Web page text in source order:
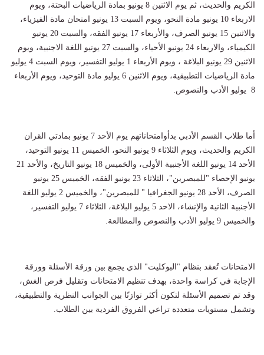
الكريم والحديث، ثم يوم الاثنين 8 يونيو بمادة الرياضيات البحتة، ويوم
الاربعاء 10 يونيو مادة النحو، ويوم السبت 13 يونيو امتحان مادة الفيزياء،
والاثنين 15 يونيو الصرف، والأربعاء 17 يونيو الفقه، والسبت 20 يونيو
الكيمياء، والاربعاء 24 يونيو الأحياء، والسبت 27 يونيو اللغة الاجنبية، ويوم
الاثنين 29 يونيو البلاغة ، ويوم الأربعاء 1 يوليو التفسير، ويوم السبت 4 يوليو
مادة الرياضيات التطبيقية، ويوم الاثنين 6 يوليو مادة التوحيد، ويوم الأربعاء
8 يوليو الأدب والنصوص.
أما طلاب القسم الأدبي بدأوامتحاناتهم يوم الأحد 7 يونيو بمادتي القران
الكريم والحديث، ويوم الثلاثاء 9 يونيو النحو، الخميس 11 يونيو التوحيد،
الأحد 14 يونيو اللغة الأجنبية الأولى، والخميس 18 يونيو التاريخ، والأحد 21
يونيو الإحصاء "للمبصرين"، الثلاثاء 23 يونيو الفقه، الخميس 25 يونيو
الصرف، الأحد 28 يونيو الجغرافيا " للمبصرين"، والخميس 2 يوليو اللغة
الأجنبية الثانية والإنشاء، الاحد 5 يوليو البلاغة، الثلاثاء 7 يوليو التفسير،
والخميس 9 يوليو الأدب والنصوص والمطالعة.
الامتحانات تُعقد بنظام "البوكليت" الذي يجمع بين ورقة الأسئلة وورقة
الإجابة في كراسة واحدة، بهدف تنظيم الامتحانات وتقليل فرص الغش،
وقد تم تصميم الأسئلة لتكون أكثر توازنًا بين الجوانب النظرية والتطبيقية،
وتشمل مستويات متعددة تراعي الفروق الفردية بين الطلاب.